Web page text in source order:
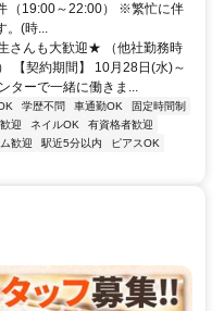
（19:00～22:00） ※繁忙に伴
。(時...
さんも大歓迎★ （他社勤務時
【契約期間】 10月28日(水)～
ターで一緒に働きま...
学歴不問 車通勤OK
固定時間制
迎 ネイルOK
有資格者歓迎
歓迎 駅近5分以内
ピアスOK